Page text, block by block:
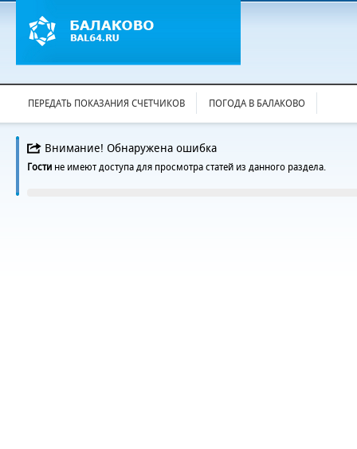
ПЕРЕДАТЬ ПОКАЗАНИЯ СЧЕТЧИКОВ ПОГОДА В БАЛАКОВО
Внимание! Обнаружена ошибка
Гости не имеют доступа для просмотра статей из данного раздела.